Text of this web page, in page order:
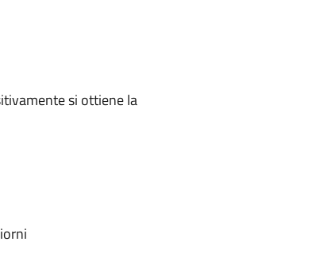
si ottiene la